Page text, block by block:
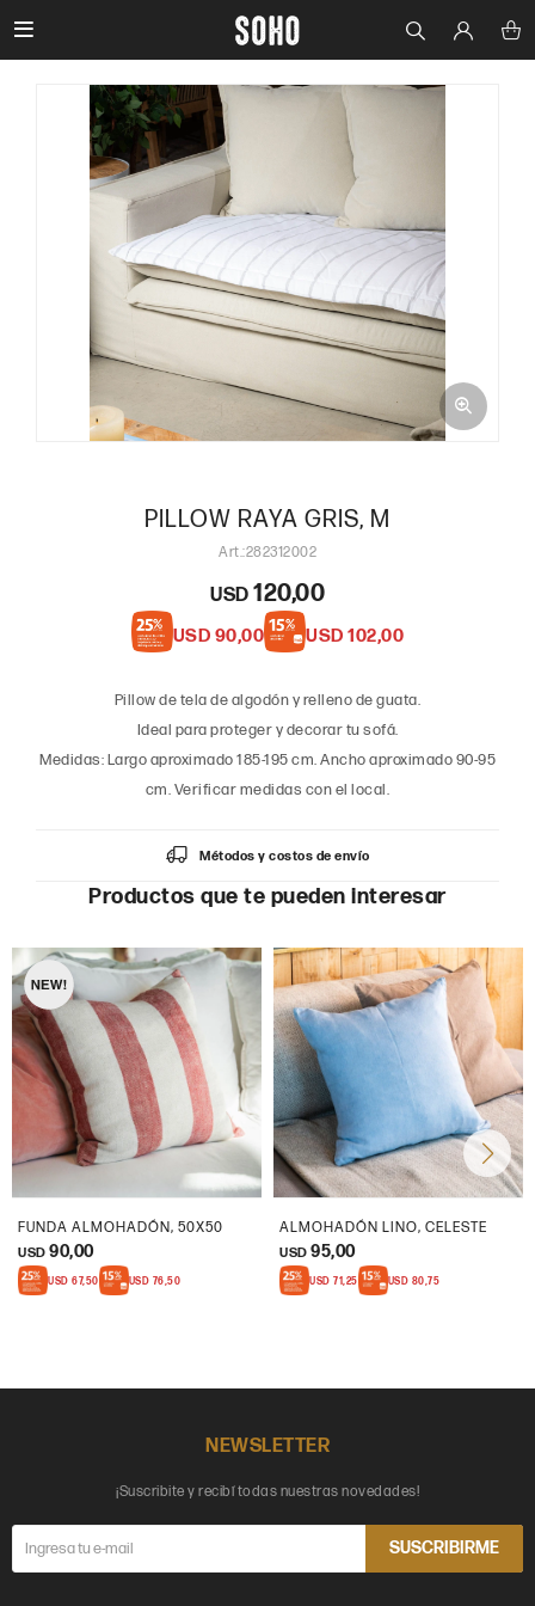

PILLOW RAYA GRIS, M
282312002
USD 120,00
USD 90,00 USD 102,00
Pillow de tela de algodón y relleno de guata.
Ideal para proteger y decorar tu sofá.
Medidas: Largo aproximado 185-195 cm. Ancho aproximado 90-95
cm. Verificar medidas con el local.
Métodos y costos de envío
Productos que te pueden interesar
FUNDA ALMOHADÓN, 50X50
USD 90,00
USD 67,50 USD 76,50
ALMOHADÓN LINO, CELESTE
USD 95,00
USD 71,25 USD 80,75
NEWSLETTER
¡Suscribite y recibí todas nuestras novedades!
SUSCRIBIRME